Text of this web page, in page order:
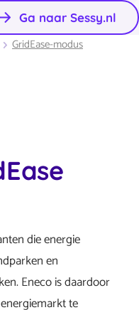
Ga naar Sessy.nl
GridEase-modus
die energie
en
Eneco is daardoor
te